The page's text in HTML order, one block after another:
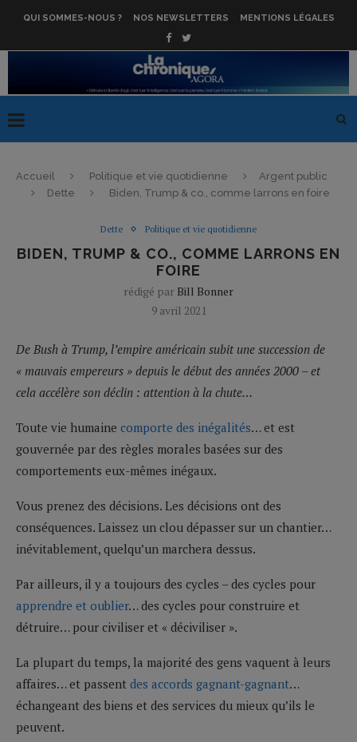
QUI SOMMES-NOUS ? NOS NEWSLETTERS MENTIONS LÉGALES
Accueil Politique et vie quotidienne
Argent public
Dette
Biden, Trump & co., comme larrons en foire
Dette Politique et vie quotidienne
BIDEN, TRUMP & CO., COMME LARRONS EN
FOIRE
rédigé par Bill Bonner
9 avril 2021
De Bush à Trump, l’empire américain subit une succession de
« mauvais empereurs » depuis le début des années 2000 – et
cela accélère son déclin : attention à la chute…
Toute vie humaine comporte des inégalités… et est
gouvernée par des règles morales basées sur des
comportements eux-mêmes inégaux.
Vous prenez des décisions. Les décisions ont des
conséquences. Laissez un clou dépasser sur un chantier…
inévitablement, quelqu’un marchera dessus.
Par ailleurs, il y a toujours des cycles – des cycles pour
apprendre et oublier… des cycles pour construire et
détruire… pour civiliser et « déciviliser ».
La plupart du temps, la majorité des gens vaquent à leurs
affaires… et passent des accords gagnant-gagnant…
échangeant des biens et des services du mieux qu’ils le
peuvent.